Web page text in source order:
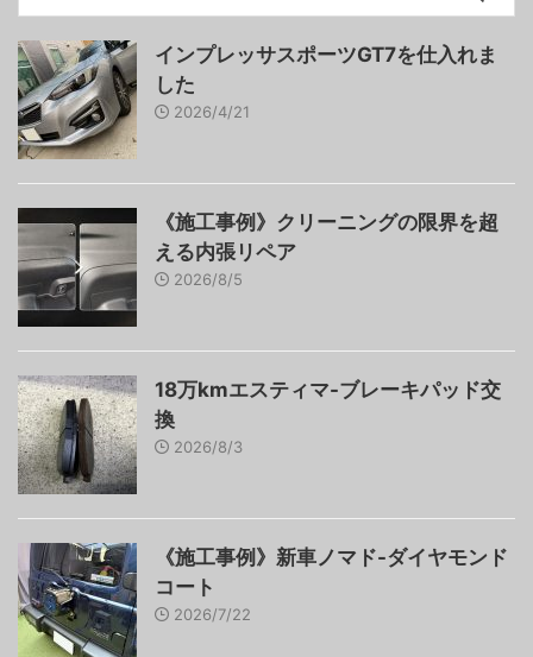
インプレッサスポーツGT7を仕入れま
した
2026/4/21
《施工事例》クリーニングの限界を超
える内張リペア
2026/8/5
18万kmエスティマ-ブレーキパッド交
換
2026/8/3
《施工事例》新車ノマド-ダイヤモンド
コート
2026/7/22